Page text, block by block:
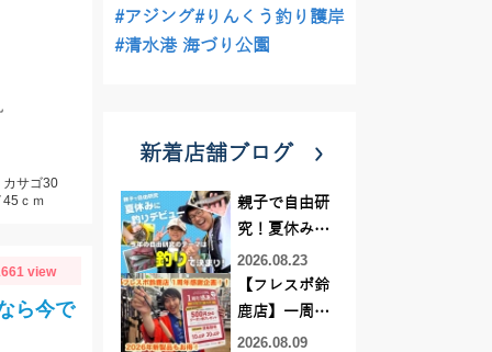
サゴ30
ｃｍ
view
ら今で
#アジング#りんくう釣り護岸
#清水港 海づり公園
新着店舗ブログ
親子で自由研
究！夏休みに
釣りデビュー
2026.08.23
【フレスポ鈴
鹿店】一周年
記念セール開
2026.08.09